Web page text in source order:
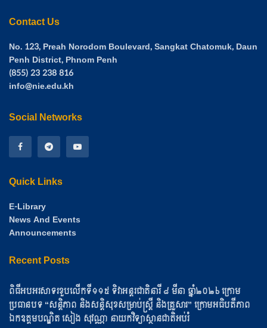
Contact Us
No. 123, Preah Norodom Boulevard, Sangkat Chatomuk, Daun
Penh District, Phnom Penh
(855) 23 238 816
info@nie.edu.kh
Social Networks
Quick Links
E-Library
News And Events
Announcements
Recent Posts
ពិធីអបអរសាទរខួបលើកទី១១៥ ទិវាអន្តរជាតិនារី ៨ មីនា ឆ្នាំ២០២៦ ក្រោម
ប្រធានបទ “សន្តិភាព និងសន្តិសុខសម្រាប់ស្ត្រី និងគ្រួសារ” ក្រោមអធិបតីភាព
ឯកឧត្តមបណ្ឌិត សៀង សុវណ្ណា នាយកវិទ្យាស្ថានជាតិអប់រំ